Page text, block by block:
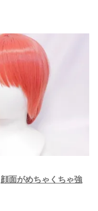
顔面がめちゃくちゃ強